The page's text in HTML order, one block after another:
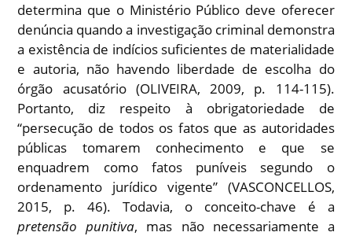
determina que o Ministério Público deve oferecer
denúncia quando a investigação criminal demonstra
a existência de indícios suficientes de materialidade
e autoria, não havendo liberdade de escolha do
órgão acusatório (OLIVEIRA, 2009, p. 114-115).
Portanto, diz respeito à obrigatoriedade de
“persecução de todos os fatos que as autoridades
públicas tomarem conhecimento e que se
enquadrem como fatos puníveis segundo o
ordenamento jurídico vigente” (VASCONCELLOS,
2015, p. 46). Todavia, o conceito-chave é a
pretensão punitiva, mas não necessariamente a